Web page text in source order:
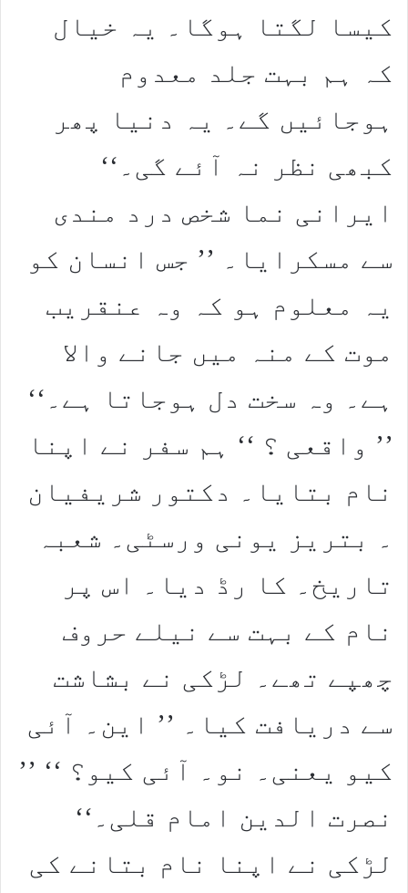
کیسا لگتا ہوگا۔ یہ خیال
کہ ہم بہت جلد معدوم
ہوجائیں گے۔ یہ دنیا پھر
کبھی نظر نہ آئے گی۔‘‘
ایرانی نما شخص درد مندی
سے مسکرایا۔ ’’ جس انسان کو
یہ معلوم ہو کہ وہ عنقریب
موت کے منہ میں جانے والا
ہے۔ وہ سخت دل ہوجاتا ہے۔‘‘
’’ واقعی ؟ ‘‘ ہم سفر نے اپنا
نام بتایا۔ دکتور شریفیان
۔ بتریز یونی ورسٹی۔ شعبہ
تاریخ۔ کا رڈ دیا۔ اس پر
نام کے بہت سے نیلے حروف
چھپے تھے۔ لڑکی نے بشاشت
سے دریافت کیا۔ ’’ این۔ آئی
کیو یعنی۔ نو۔ آئی کیو؟ ‘‘ ’’
نصرت الدین امام قلی۔‘‘
لڑکی نے اپنا نام بتانے کی